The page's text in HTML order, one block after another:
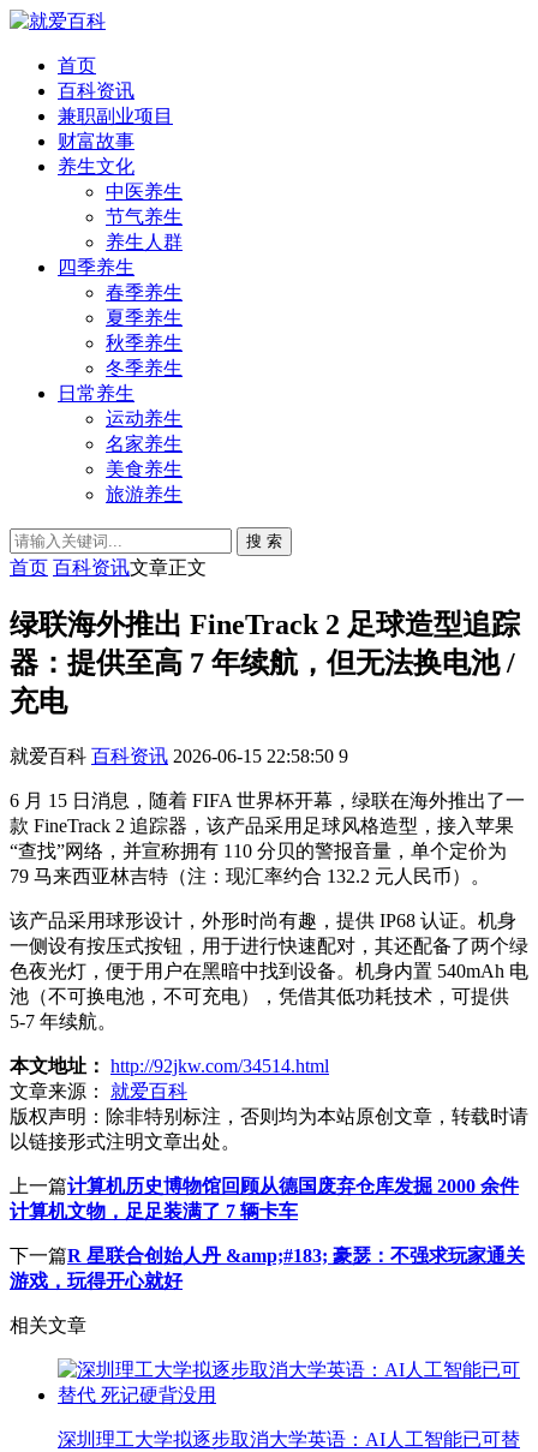
首页
百科资讯
兼职副业项目
财富故事
养生文化
中医养生
节气养生
养生人群
四季养生
春季养生
夏季养生
秋季养生
冬季养生
日常养生
运动养生
名家养生
美食养生
旅游养生
搜 索
首页 百科资讯文章正文
绿联海外推出 FineTrack 2 足球造型追踪
器：提供至高 7 年续航，但无法换电池 /
充电
就爱百科 百科资讯 2026-06-15 22:58:50 9
6 月 15 日消息，随着 FIFA 世界杯开幕，绿联在海外推出了一
款 FineTrack 2 追踪器，该产品采用足球风格造型，接入苹果
“查找”网络，并宣称拥有 110 分贝的警报音量，单个定价为
79 马来西亚林吉特（注：现汇率约合 132.2 元人民币）。
该产品采用球形设计，外形时尚有趣，提供 IP68 认证。机身
一侧设有按压式按钮，用于进行快速配对，其还配备了两个绿
色夜光灯，便于用户在黑暗中找到设备。机身内置 540mAh 电
池（不可换电池，不可充电），凭借其低功耗技术，可提供
5-7 年续航。
本文地址： http://92jkw.com/34514.html
文章来源：
就爱百科
版权声明： 除非特别标注，否则均为本站原创文章，转载时请
以链接形式注明文章出处。
上一篇计算机历史博物馆回顾从德国废弃仓库发掘 2000 余件
计算机文物，足足装满了 7 辆卡车
下一篇R 星联合创始人丹 &amp;#183; 豪瑟：不强求玩家通关
游戏，玩得开心就好
相关文章
深圳理工大学拟逐步取消大学英语：AI人工智能已可替